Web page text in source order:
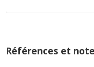
Références et